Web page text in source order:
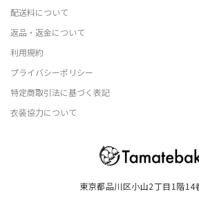
東京都品川区小山2丁目1階14
配送料について
返品・返金について
利用規約
プライバシーポリシー
特定商取引法に基づく表記
衣装協力について